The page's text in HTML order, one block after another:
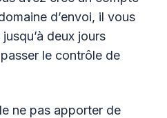
d’envoi, il vous
deux jours
le contrôle de
ne pas apporter de